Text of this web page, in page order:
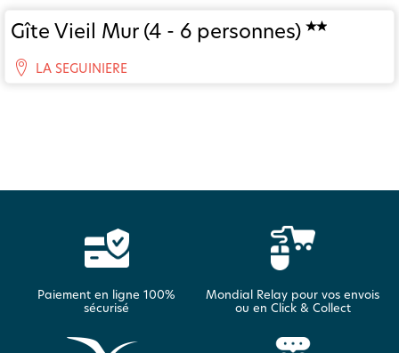
Gîte Vieil Mur (4 - 6 personnes)
LA SEGUINIERE
Paiement en ligne 100%
sécurisé
Mondial Relay pour vos envois
ou en Click & Collect